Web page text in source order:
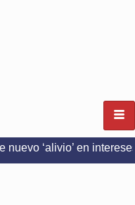
en intereses del